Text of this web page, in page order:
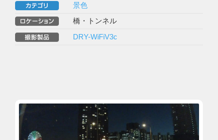
景色
橋・トンネル
DRY-WiFiV3c